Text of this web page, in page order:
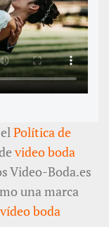
Política de
video boda
Video-Boda.es
una marca
boda